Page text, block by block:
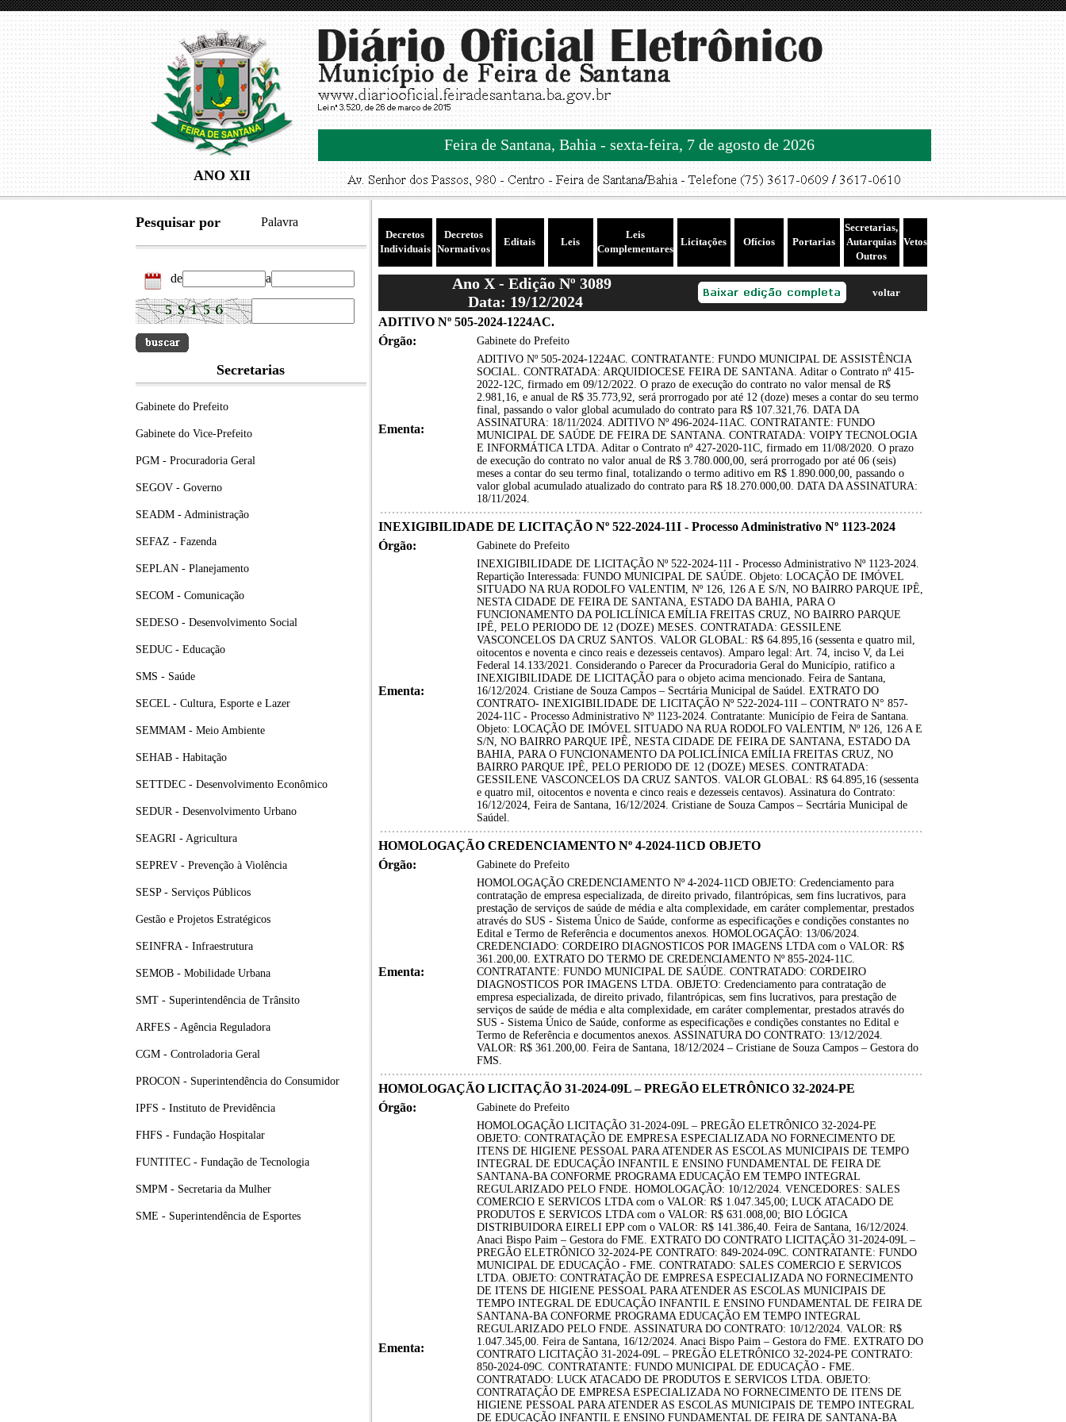
ANO XII
Feira de Santana, Bahia - sexta-feira, 7 de agosto de 2026
Pesquisar por Palavra
de a
Secretarias
Gabinete do Prefeito
Gabinete do Vice-Prefeito
PGM - Procuradoria Geral
SEGOV - Governo
SEADM - Administração
SEFAZ - Fazenda
SEPLAN - Planejamento
SECOM - Comunicação
SEDESO - Desenvolvimento Social
SEDUC - Educação
SMS - Saúde
SECEL - Cultura, Esporte e Lazer
SEMMAM - Meio Ambiente
SEHAB - Habitação
SETTDEC - Desenvolvimento Econômico
SEDUR - Desenvolvimento Urbano
SEAGRI - Agricultura
SEPREV - Prevenção à Violência
SESP - Serviços Públicos
Gestão e Projetos Estratégicos
SEINFRA - Infraestrutura
SEMOB - Mobilidade Urbana
SMT - Superintendência de Trânsito
ARFES - Agência Reguladora
CGM - Controladoria Geral
PROCON - Superintendência do Consumidor
IPFS - Instituto de Previdência
FHFS - Fundação Hospitalar
FUNTITEC - Fundação de Tecnologia
SMPM - Secretaria da Mulher
SME - Superintendência de Esportes
Decretos
Individuais
Decretos
Normativos
Editais Leis
Leis
Complementares
Licitações Ofícios Portarias
Secretarias,
Autarquias
Outros
Vetos
Ano X - Edição Nº 3089
Data: 19/12/2024
voltar
ADITIVO Nº 505-2024-1224AC.
Órgão:
Gabinete do Prefeito
Ementa:
ADITIVO Nº 505-2024-1224AC. CONTRATANTE: FUNDO MUNICIPAL DE ASSISTÊNCIA
SOCIAL. CONTRATADA: ARQUIDIOCESE FEIRA DE SANTANA. Aditar o Contrato nº 415-
2022-12C, firmado em 09/12/2022. O prazo de execução do contrato no valor mensal de R$
2.981,16, e anual de R$ 35.773,92, será prorrogado por até 12 (doze) meses a contar do seu termo
final, passando o valor global acumulado do contrato para R$ 107.321,76. DATA DA
ASSINATURA: 18/11/2024. ADITIVO Nº 496-2024-11AC. CONTRATANTE: FUNDO
MUNICIPAL DE SAÚDE DE FEIRA DE SANTANA. CONTRATADA: VOIPY TECNOLOGIA
E INFORMÁTICA LTDA. Aditar o Contrato nº 427-2020-11C, firmado em 11/08/2020. O prazo
de execução do contrato no valor anual de R$ 3.780.000,00, será prorrogado por até 06 (seis)
meses a contar do seu termo final, totalizando o termo aditivo em R$ 1.890.000,00, passando o
valor global acumulado atualizado do contrato para R$ 18.270.000,00. DATA DA ASSINATURA:
18/11/2024.
INEXIGIBILIDADE DE LICITAÇÃO Nº 522-2024-11I - Processo Administrativo Nº 1123-2024
Órgão:
Gabinete do Prefeito
Ementa:
INEXIGIBILIDADE DE LICITAÇÃO Nº 522-2024-11I - Processo Administrativo Nº 1123-2024.
Repartição Interessada: FUNDO MUNICIPAL DE SAÚDE. Objeto: LOCAÇÃO DE IMÓVEL
SITUADO NA RUA RODOLFO VALENTIM, Nº 126, 126 A E S/N, NO BAIRRO PARQUE IPÊ,
NESTA CIDADE DE FEIRA DE SANTANA, ESTADO DA BAHIA, PARA O
FUNCIONAMENTO DA POLICLÍNICA EMÍLIA FREITAS CRUZ, NO BAIRRO PARQUE
IPÊ, PELO PERIODO DE 12 (DOZE) MESES. CONTRATADA: GESSILENE
VASCONCELOS DA CRUZ SANTOS. VALOR GLOBAL: R$ 64.895,16 (sessenta e quatro mil,
oitocentos e noventa e cinco reais e dezesseis centavos). Amparo legal: Art. 74, inciso V, da Lei
Federal 14.133/2021. Considerando o Parecer da Procuradoria Geral do Município, ratifico a
INEXIGIBILIDADE DE LICITAÇÃO para o objeto acima mencionado. Feira de Santana,
16/12/2024. Cristiane de Souza Campos – Secrtária Municipal de Saúdel. EXTRATO DO
CONTRATO- INEXIGIBILIDADE DE LICITAÇÃO Nº 522-2024-11I – CONTRATO N° 857-
2024-11C - Processo Administrativo Nº 1123-2024. Contratante: Município de Feira de Santana.
Objeto: LOCAÇÃO DE IMÓVEL SITUADO NA RUA RODOLFO VALENTIM, Nº 126, 126 A E
S/N, NO BAIRRO PARQUE IPÊ, NESTA CIDADE DE FEIRA DE SANTANA, ESTADO DA
BAHIA, PARA O FUNCIONAMENTO DA POLICLÍNICA EMÍLIA FREITAS CRUZ, NO
BAIRRO PARQUE IPÊ, PELO PERIODO DE 12 (DOZE) MESES. CONTRATADA:
GESSILENE VASCONCELOS DA CRUZ SANTOS. VALOR GLOBAL: R$ 64.895,16 (sessenta
e quatro mil, oitocentos e noventa e cinco reais e dezesseis centavos). Assinatura do Contrato:
16/12/2024, Feira de Santana, 16/12/2024. Cristiane de Souza Campos – Secrtária Municipal de
Saúdel.
HOMOLOGAÇÃO CREDENCIAMENTO Nº 4-2024-11CD OBJETO
Órgão:
Gabinete do Prefeito
Ementa:
HOMOLOGAÇÃO CREDENCIAMENTO Nº 4-2024-11CD OBJETO: Credenciamento para
contratação de empresa especializada, de direito privado, filantrópicas, sem fins lucrativos, para
prestação de serviços de saúde de média e alta complexidade, em caráter complementar, prestados
através do SUS - Sistema Único de Saúde, conforme as especificações e condições constantes no
Edital e Termo de Referência e documentos anexos. HOMOLOGAÇÃO: 13/06/2024.
CREDENCIADO: CORDEIRO DIAGNOSTICOS POR IMAGENS LTDA com o VALOR: R$
361.200,00. EXTRATO DO TERMO DE CREDENCIAMENTO Nº 855-2024-11C.
CONTRATANTE: FUNDO MUNICIPAL DE SAÚDE. CONTRATADO: CORDEIRO
DIAGNOSTICOS POR IMAGENS LTDA. OBJETO: Credenciamento para contratação de
empresa especializada, de direito privado, filantrópicas, sem fins lucrativos, para prestação de
serviços de saúde de média e alta complexidade, em caráter complementar, prestados através do
SUS - Sistema Único de Saúde, conforme as especificações e condições constantes no Edital e
Termo de Referência e documentos anexos. ASSINATURA DO CONTRATO: 13/12/2024.
VALOR: R$ 361.200,00. Feira de Santana, 18/12/2024 – Cristiane de Souza Campos – Gestora do
FMS.
HOMOLOGAÇÃO LICITAÇÃO 31-2024-09L – PREGÃO ELETRÔNICO 32-2024-PE
Órgão:
Gabinete do Prefeito
Ementa:
HOMOLOGAÇÃO LICITAÇÃO 31-2024-09L – PREGÃO ELETRÔNICO 32-2024-PE
OBJETO: CONTRATAÇÃO DE EMPRESA ESPECIALIZADA NO FORNECIMENTO DE
ITENS DE HIGIENE PESSOAL PARA ATENDER AS ESCOLAS MUNICIPAIS DE TEMPO
INTEGRAL DE EDUCAÇÃO INFANTIL E ENSINO FUNDAMENTAL DE FEIRA DE
SANTANA-BA CONFORME PROGRAMA EDUCAÇÃO EM TEMPO INTEGRAL
REGULARIZADO PELO FNDE. HOMOLOGAÇÃO: 10/12/2024. VENCEDORES: SALES
COMERCIO E SERVICOS LTDA com o VALOR: R$ 1.047.345,00; LUCK ATACADO DE
PRODUTOS E SERVICOS LTDA com o VALOR: R$ 631.008,00; BIO LÓGICA
DISTRIBUIDORA EIRELI EPP com o VALOR: R$ 141.386,40. Feira de Santana, 16/12/2024.
Anaci Bispo Paim – Gestora do FME. EXTRATO DO CONTRATO LICITAÇÃO 31-2024-09L –
PREGÃO ELETRÔNICO 32-2024-PE CONTRATO: 849-2024-09C. CONTRATANTE: FUNDO
MUNICIPAL DE EDUCAÇÃO - FME. CONTRATADO: SALES COMERCIO E SERVICOS
LTDA. OBJETO: CONTRATAÇÃO DE EMPRESA ESPECIALIZADA NO FORNECIMENTO
DE ITENS DE HIGIENE PESSOAL PARA ATENDER AS ESCOLAS MUNICIPAIS DE
TEMPO INTEGRAL DE EDUCAÇÃO INFANTIL E ENSINO FUNDAMENTAL DE FEIRA DE
SANTANA-BA CONFORME PROGRAMA EDUCAÇÃO EM TEMPO INTEGRAL
REGULARIZADO PELO FNDE. ASSINATURA DO CONTRATO: 10/12/2024. VALOR: R$
1.047.345,00. Feira de Santana, 16/12/2024. Anaci Bispo Paim – Gestora do FME. EXTRATO DO
CONTRATO LICITAÇÃO 31-2024-09L – PREGÃO ELETRÔNICO 32-2024-PE CONTRATO:
850-2024-09C. CONTRATANTE: FUNDO MUNICIPAL DE EDUCAÇÃO - FME.
CONTRATADO: LUCK ATACADO DE PRODUTOS E SERVICOS LTDA. OBJETO:
CONTRATAÇÃO DE EMPRESA ESPECIALIZADA NO FORNECIMENTO DE ITENS DE
HIGIENE PESSOAL PARA ATENDER AS ESCOLAS MUNICIPAIS DE TEMPO INTEGRAL
DE EDUCAÇÃO INFANTIL E ENSINO FUNDAMENTAL DE FEIRA DE SANTANA-BA